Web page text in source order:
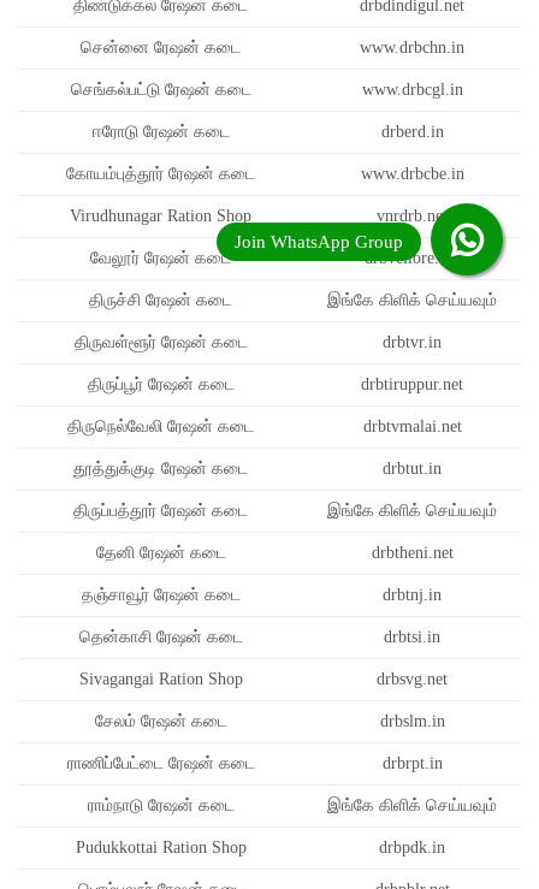
திண்டுக்கல் ரேஷன் கடை drbdindigul.net
சென்னை ரேஷன் கடை www.drbchn.in
செங்கல்பட்டு ரேஷன் கடை www.drbcgl.in
ஈரோடு ரேஷன் கடை drberd.in
கோயம்புத்தூர் ரேஷன் கடை www.drbcbe.in
Virudhunagar Ration Shop vnrdrb.net
வேலூர் ரேஷன் கடை drbvellore.net
திருச்சி ரேஷன் கடை இங்கே கிளிக் செய்யவும்
திருவள்ளூர் ரேஷன் கடை drbtvr.in
திருப்பூர் ரேஷன் கடை drbtiruppur.net
திருநெல்வேலி ரேஷன் கடை drbtvmalai.net
தூத்துக்குடி ரேஷன் கடை drbtut.in
திருப்பத்தூர் ரேஷன் கடை இங்கே கிளிக் செய்யவும்
தேனி ரேஷன் கடை drbtheni.net
தஞ்சாவூர் ரேஷன் கடை drbtnj.in
தென்காசி ரேஷன் கடை drbtsi.in
Sivagangai Ration Shop drbsvg.net
சேலம் ரேஷன் கடை drbslm.in
ராணிப்பேட்டை ரேஷன் கடை drbrpt.in
ராம்நாடு ரேஷன் கடை இங்கே கிளிக் செய்யவும்
Pudukkottai Ration Shop drbpdk.in